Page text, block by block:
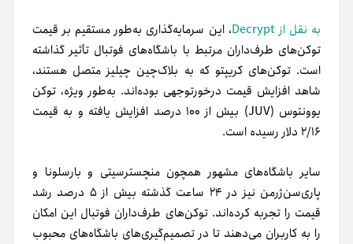
به نقل از Decrypt
، این سرمایه‌گذاری به‌طور مستقیم بر قیمت
توکن‌های طرف‌داران مرتبط با باشگاه‌های فوتبال تأثیر گذاشته
است. توکن‌های کریپتو که به بلاک‌چین چیلیز متصل هستند،
شاهد افزایش قیمت درخورتوجهی بوده‌اند. به‌طور ویژه، توکن
یوونتوس (JUV) بیش از ۱۰۰ درصد افزایش یافته و به قیمت
۲/۱۶ دلار رسیده است.
سایر باشگاه‌های مشهور همچون منچسترسیتی و بارسلونا و
پاری‌سن‌ژرمن نیز در ۲۴ ساعت گذشته بیش از ۵ درصد رشد
قیمت را تجربه کرده‌اند. توکن‌های طرف‌داران فوتبال این امکان
را به کاربران می‌دهند تا در تصمیم‌گیری‌های باشگاه‌های محبوب